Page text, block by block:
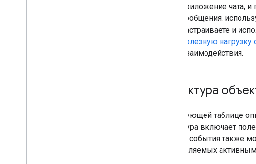
приложение чата,
сообщения,
настраиваете и
полезную
взаимодействия.
Структура
В следующей таблице
Структура включает
объект события также
определяемых